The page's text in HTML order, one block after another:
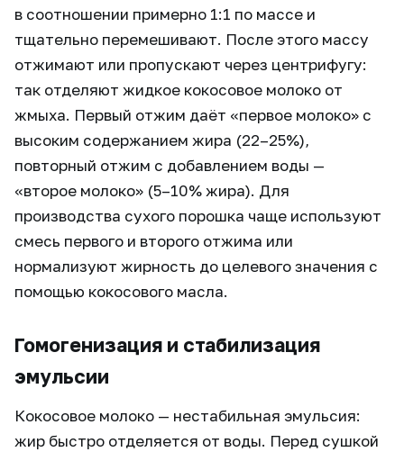
в соотношении примерно 1:1 по массе и
тщательно перемешивают. После этого массу
отжимают или пропускают через центрифугу:
так отделяют жидкое кокосовое молоко от
жмыха. Первый отжим даёт «первое молоко» с
высоким содержанием жира (22–25%),
повторный отжим с добавлением воды —
«второе молоко» (5–10% жира). Для
производства сухого порошка чаще используют
смесь первого и второго отжима или
нормализуют жирность до целевого значения с
помощью кокосового масла.
Гомогенизация и стабилизация
эмульсии
Кокосовое молоко — нестабильная эмульсия:
жир быстро отделяется от воды. Перед сушкой